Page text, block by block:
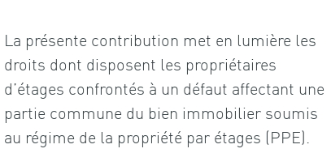
La présente contribution met en lumière les
droits dont disposent les propriétaires
d’étages confrontés à un défaut affectant une
partie commune du bien immobilier soumis
au régime de la propriété par étages (PPE).